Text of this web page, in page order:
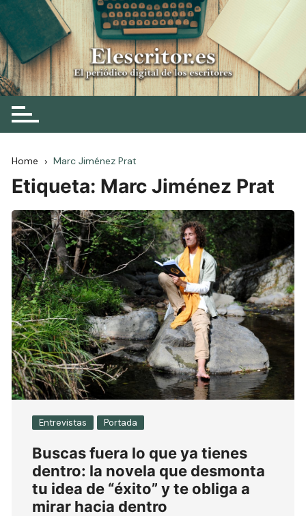
Skip
to
content
Elescritor.es
El periódico digital de los escritores
Home Marc Jiménez Prat
Etiqueta: Marc Jiménez Prat
Entrevistas Portada
Buscas fuera lo que ya tienes
dentro: la novela que desmonta
tu idea de “éxito” y te obliga a
mirar hacia dentro